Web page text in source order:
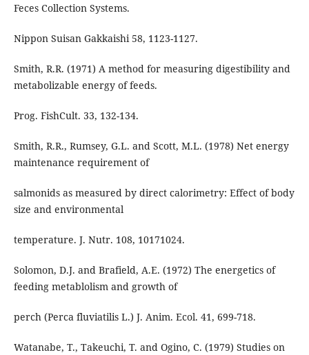
Feces Collection Systems.
Nippon Suisan Gakkaishi 58, 1123-1127.
Smith, R.R. (1971) A method for measuring digestibility and
metabolizable energy of feeds.
Prog. FishCult. 33, 132-134.
Smith, R.R., Rumsey, G.L. and Scott, M.L. (1978) Net energy
maintenance requirement of
salmonids as measured by direct calorimetry: Effect of body
size and environmental
temperature. J. Nutr. 108, 10171024.
Solomon, D.J. and Brafield, A.E. (1972) The energetics of
feeding metablolism and growth of
perch (Perca fluviatilis L.) J. Anim. Ecol. 41, 699-718.
Watanabe, T., Takeuchi, T. and Ogino, C. (1979) Studies on